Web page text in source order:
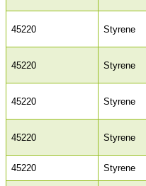
45220 Styrene
45220 Styrene
45220 Styrene
45220 Styrene
45220 Styrene